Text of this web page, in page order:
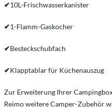
✔10L-Frischwasserkanister
✔1-Flamm-Gaskocher
✔Besteckschubfach
✔Klapptablar für Küchenauszug
Zur Erweiterung Ihrer
Reimo weitere Camper-Zubehör